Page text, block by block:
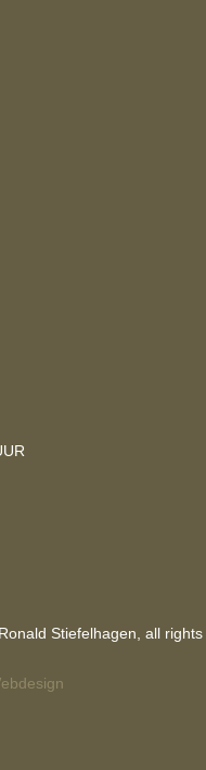
Stiefelhagen, all rights